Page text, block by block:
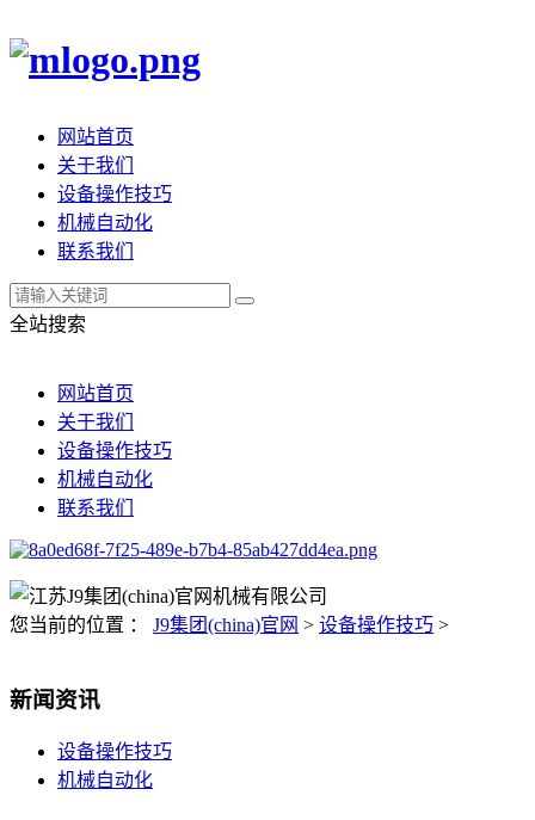
网站首页
关于我们
设备操作技巧
机械自动化
联系我们
全站搜索
网站首页
关于我们
设备操作技巧
机械自动化
联系我们
您当前的位置 ： J9集团(china)官网 > 设备操作技巧 >
新闻资讯
设备操作技巧
机械自动化